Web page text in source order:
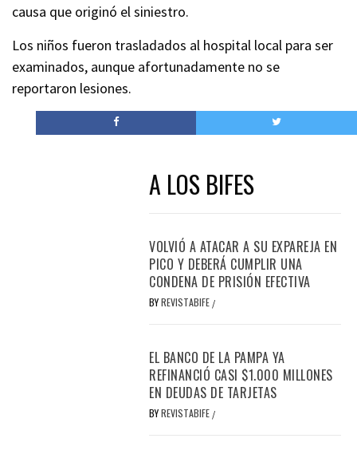
causa que originó el siniestro.
Los niños fueron trasladados al hospital local para ser
examinados, aunque afortunadamente no se
reportaron lesiones.
A LOS BIFES
VOLVIÓ A ATACAR A SU EXPAREJA EN
PICO Y DEBERÁ CUMPLIR UNA
CONDENA DE PRISIÓN EFECTIVA
BYREVISTABIFE /
EL BANCO DE LA PAMPA YA
REFINANCIÓ CASI $1.000 MILLONES
EN DEUDAS DE TARJETAS
BYREVISTABIFE /